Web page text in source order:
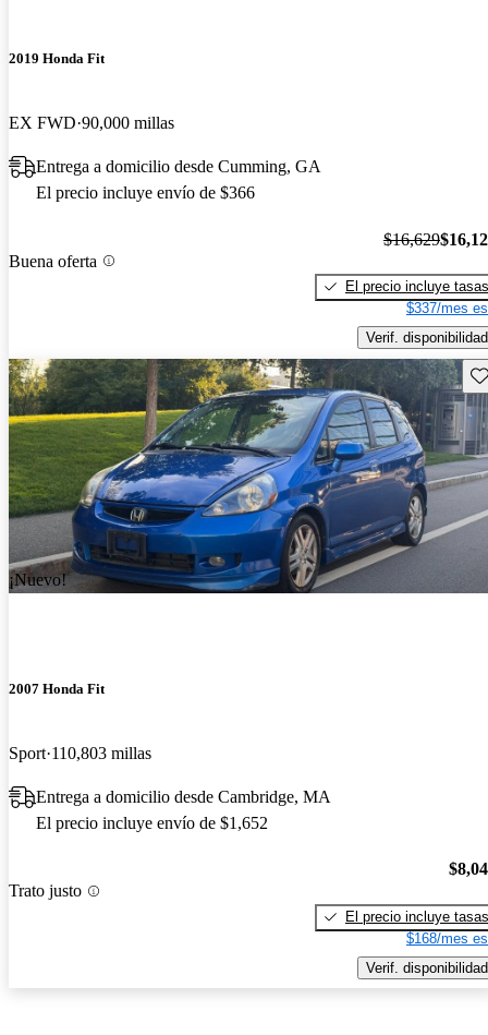
2019 Honda Fit
EX FWD 90,000 millas
Entrega a domicilio desde Cumming, GA
El precio incluye envío de $366
Buena oferta
$16,629
El precio incluye tasas
$337/mes
Verif. disponibilidad
¡Nuevo!
2007 Honda Fit
Sport 110,803 millas
Entrega a domicilio desde Cambridge, MA
El precio incluye envío de $1,652
Trato justo
El precio incluye tasas
$168/mes
Verif. disponibilidad